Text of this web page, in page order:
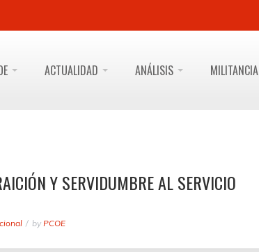
ACTUALIDAD ANÁLISIS MILITANCIA
Y SERVIDUMBRE AL SERVICIO
by PCOE